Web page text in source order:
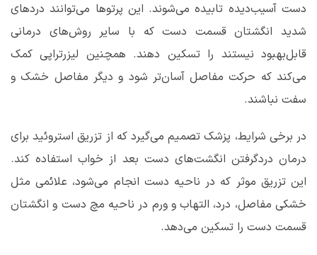
دست آسیب‌دیده تابیده می‌شوند. این پرتوها می‌توانند دردهای
شدید انگشتان قسمت دست که با سایر روش‌های درمانی
قابل‌بهبود نیستند را تسکین دهند. همچنین لیزرتراپی کمک
می‌کند که حرکت مفاصل آسان‌تر شود و دیگر مفاصل خشک و
سفت نباشند.
در برخی شرایط، پزشک تصمیم می‌گیرد که از تزریق استروئید برای
درمان دردگرفتن انگشت‌های دست بعد از خواب استفاده کند.
این تزریق موثر که در ناحیه دست انجام می‌شود، علائمی مثل
خشکی مفاصل، درد، التهاب و ورم در ناحیه مچ دست و انگشتان
قسمت دست را تسکین می‌دهد.